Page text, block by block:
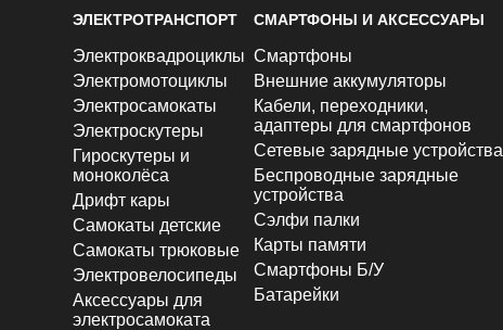
ЭЛЕКТРОТРАНСПОРТ
Электроквадроциклы
Электромотоциклы
Электросамокаты
Электроскутеры
Гироскутеры и
моноколёса
Дрифт кары
Самокаты детские
Самокаты трюковые
Электровелосипеды
Аксессуары для
электросамоката
СМАРТФОНЫ И АКСЕССУАРЫ
Смартфоны
Внешние аккумуляторы
Кабели, переходники,
адаптеры для смартфонов
Сетевые зарядные устройства
Беспроводные зарядные
устройства
Сэлфи палки
Карты памяти
Смартфоны Б/У
Батарейки